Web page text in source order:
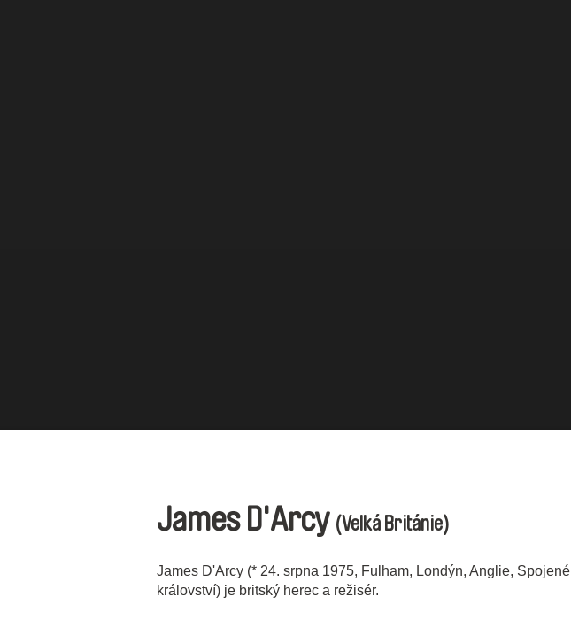
James D'Arcy (Velká Británie)
James D'Arcy (* 24. srpna 1975, Fulham, Londýn, Anglie, Spojené
království) je britský herec a režisér.